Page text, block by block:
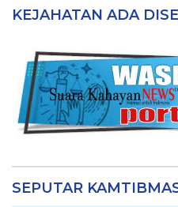
KEJAHATAN ADA
SEPUTAR